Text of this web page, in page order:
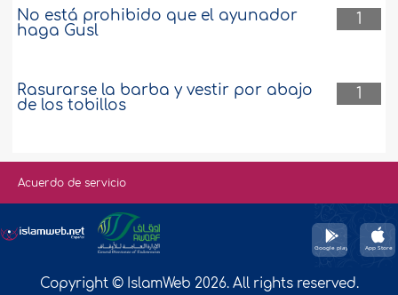
1
No está prohibido que el ayunador
haga Gusl
1
Rasurarse la barba y vestir por abajo
de los tobillos
Acuerdo de servicio
Copyright © IslamWeb 2026. All rights reserved.